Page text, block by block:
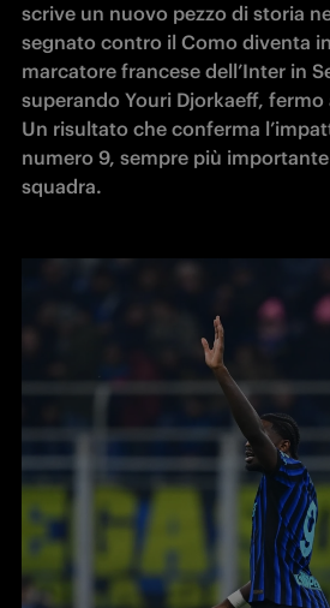
scrive un nuovo pezzo di storia
segnato contro il Como diventa
marcatore francese dell’Inter in
superando Youri Djorkaeff, fermo
Un risultato che conferma
numero 9, sempre più
squadra.